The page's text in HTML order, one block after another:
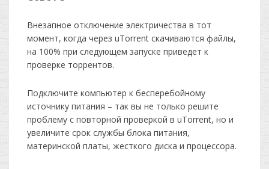
Внезапное отключение электричества в тот
момент, когда через uTorrent скачиваются файлы,
на 100% при следующем запуске приведет к
проверке торрентов.
Подключите компьютер к бесперебойному
источнику питания – так вы не только решите
проблему с повторной проверкой в uTorrent, но и
увеличите срок службы блока питания,
материнской платы, жесткого диска и процессора.